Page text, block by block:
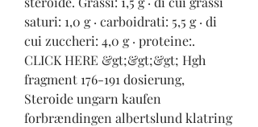
saturi: 1,0 g · carboidrati: 5,5 g · di
cui zuccheri: 4,0 g · proteine:.
CLICK HERE &gt;&gt;&gt; Hgh
fragment 176-191 dosierung,
Steroide ungarn kaufen
forbrændingen albertslund klatring